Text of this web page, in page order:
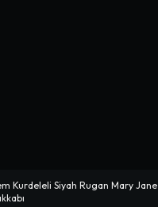
Kurdeleli Siyah Rugan Mary Jane